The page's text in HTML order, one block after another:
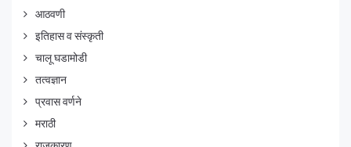
आठवणी
इतिहास व संस्कृती
चालू घडामोडी
तत्वज्ञान
प्रवास वर्णने
मराठी